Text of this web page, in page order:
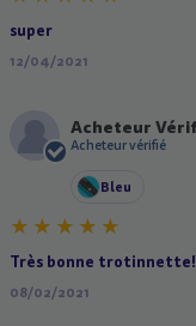
super
12/04/2021
A
Acheteur
Acheteur vérifié
Bleu
Très bonne trotinnette!
08/02/2021